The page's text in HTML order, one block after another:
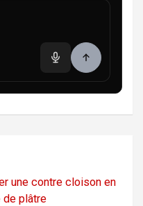
une contre cloison en
de plâtre